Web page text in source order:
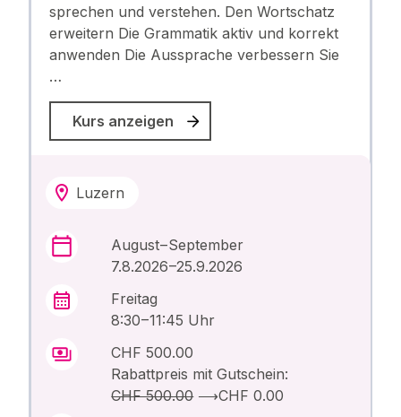
sprechen und verstehen. Den Wortschatz
erweitern Die Grammatik aktiv und korrekt
anwenden Die Aussprache verbessern Sie
…
Kurs anzeigen
Luzern
August – September
7.8.2026 –25.9.2026
Freitag
8:30 – 11:45 Uhr
CHF 500.00
Rabattpreis mit Gutschein:
CHF 500.00⟶CHF 0.00